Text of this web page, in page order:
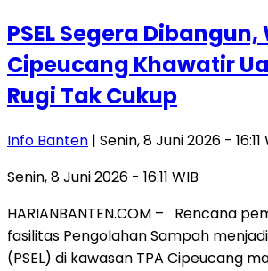
PSEL Segera
Cipeucang Khawatir
Rugi Tak Cukup
Info Banten | Senin, 8 Juni 2026 - 16:11
Senin, 8 Juni 2026 - 16:11 WIB
HARIANBANTEN.COM – Rencana
fasilitas Pengolahan Sampah
(PSEL) di kawasan TPA Cipeucang